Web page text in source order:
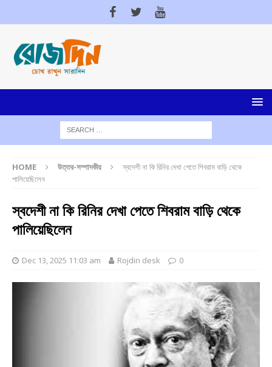
HOME উত্তর-সম্পাদকীয়
স্বদেশী না কি রিনির দেখা পেতে শিবরাম বাড়ি থেকে
পালিয়েছিলেন
স্বদেশী না কি রিনির দেখা পেতে শিবরাম বাড়ি থেকে
পালিয়েছিলেন
Dec 13, 2025 11:03 am Rojdin desk 0